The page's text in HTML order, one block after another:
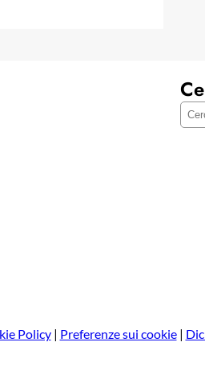
C
Policy| Preferenze sui cookie|